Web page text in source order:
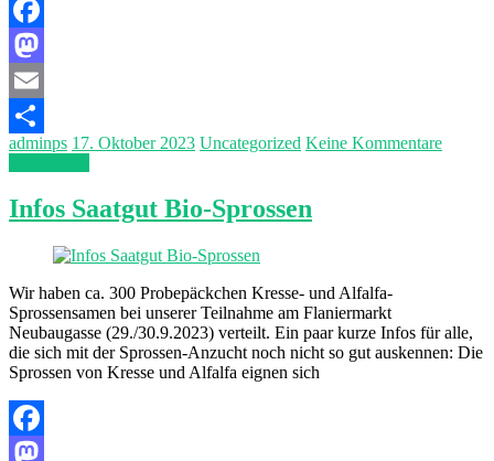
Facebook
Mastodon
Email
Teilen
adminps 17. Oktober 2023 Uncategorized Keine Kommentare
Infos Saatgut Bio-Sprossen
Wir haben ca. 300 Probepäckchen Kresse- und Alfalfa-
Sprossensamen bei unserer Teilnahme am Flaniermarkt
Neubaugasse (29./30.9.2023) verteilt. Ein paar kurze Infos für alle,
die sich mit der Sprossen-Anzucht noch nicht so gut auskennen: Die
Sprossen von Kresse und Alfalfa eignen sich
Facebook